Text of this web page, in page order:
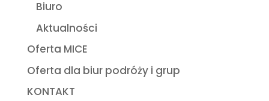
Biuro
Aktualności
Oferta MICE
Oferta dla biur podróży i grup
KONTAKT